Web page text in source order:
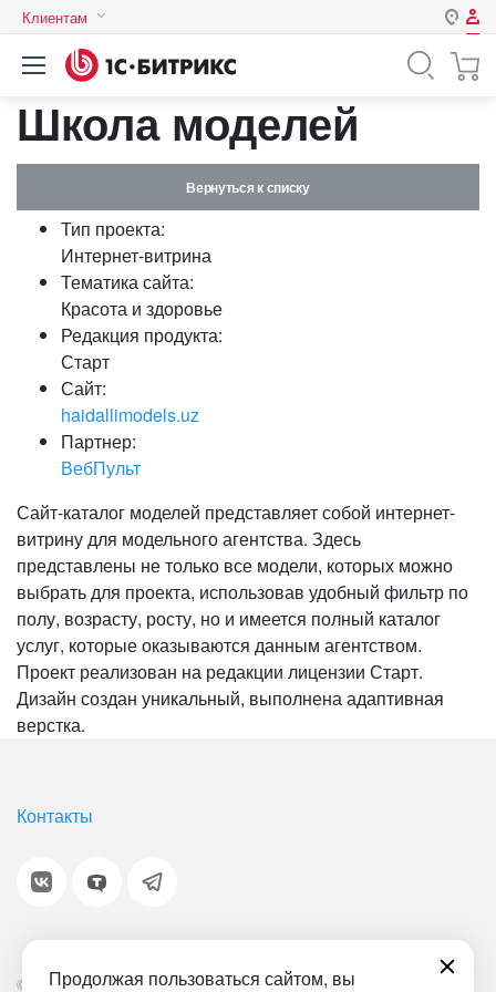
Продолжая пользоваться сайтом, вы
Клиентам
Казахстан
Авторизация
Зарегистрироваться
Логин
Пароль
Запомнить меня на этом
Школа моделей
Вернуться к списку
Тип проекта:
Интернет-витрина
Тематика сайта:
Красота и здоровье
Редакция продукта:
Старт
Сайт:
haidallimodels.uz
Партнер:
ВебПульт
Сайт-каталог моделей представляет собой интернет-
витрину для модельного агентства. Здесь
представлены не только все модели, которых можно
выбрать для проекта, использовав удобный фильтр по
полу, возрасту, росту, но и имеется полный каталог
услуг, которые оказываются данным агентством.
Проект реализован на редакции лицензии Старт.
Дизайн создан уникальный, выполнена адаптивная
верстка.
Контакты
© 2001-2026 «Битрикс», «1С-Битрикс». Работает на